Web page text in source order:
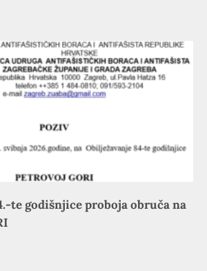
te godišnjice proboja obruča na